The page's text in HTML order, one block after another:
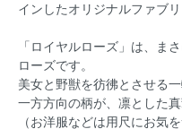
インしたオリジナルファブ
「ロイヤルローズ」は、ま
ローズです。
美女と野獣を彷彿とさせる
一方方向の柄が、凛とした
（お洋服などは用尺にお気